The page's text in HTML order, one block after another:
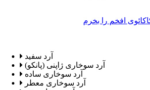
افخم را بخرم
آرد سفید
آرد سوخاری ژاپنی (پانکو)
آرد سوخاری ساده
آرد سوخاری معطر